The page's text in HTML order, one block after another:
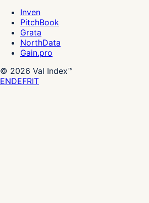
Inven
PitchBook
Grata
NorthData
Gain.pro
© 2026 Val Index™
ENDEFRIT